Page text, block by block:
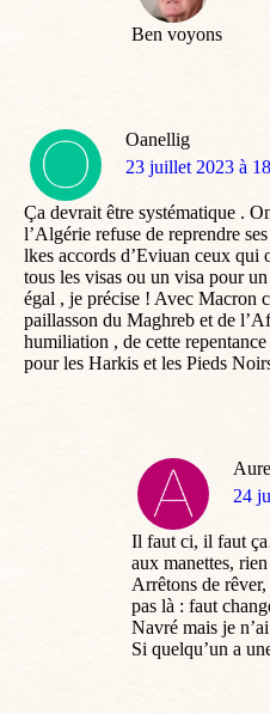
Ben voyons
Oanellig
dit
23 juillet 2023 à
Ça devrait être systématique .
l’Algérie refuse de reprendre
lkes accords d’Eviuan ceux
tous les visas ou un visa pour
égal , je précise ! Avec Macron
paillasson du Maghreb et de
humiliation , de cette
pour les Harkis et les Pieds
dit
24
Il faut ci, il faut
aux manettes,
Arrêtons de
pas là : faut
Navré mais je
Si quelqu’un a